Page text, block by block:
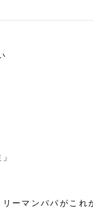
ーマンパパがこれ